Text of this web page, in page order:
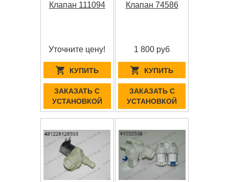
Клапан 111094
Уточните цену!
КУПИТЬ
ЗАКАЗАТЬ С
УСТАНОВКОЙ
Клапан 74586
1 800 руб
КУПИТЬ
ЗАКАЗАТЬ С
УСТАНОВКОЙ